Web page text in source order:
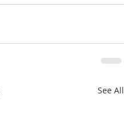
See All